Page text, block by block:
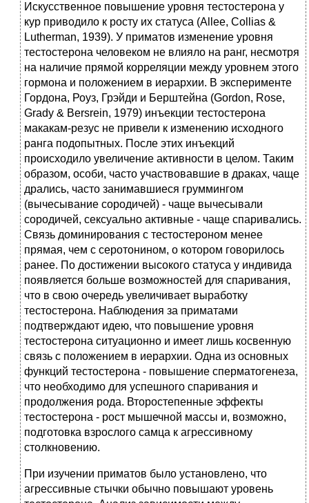
Искусственное повышение уровня тестостерона у
кур приводило к росту их статуса (Allee, Collias &
Lutherman, 1939). У приматов изменение уровня
тестостерона человеком не влияло на ранг, несмотря
на наличие прямой корреляции между уровнем этого
гормона и положением в иерархии. В эксперименте
Гордона, Роуз, Грэйди и Берштейна (Gordon, Rose,
Grady & Bersrein, 1979) инъекции тестостерона
макакам-резус не привели к изменению исходного
ранга подопытных. После этих инъекций
происходило увеличение активности в целом. Таким
образом, особи, часто участвовавшие в драках, чаще
дрались, часто занимавшиеся груммингом
(вычесывание сородичей) - чаще вычесывали
сородичей, сексуально активные - чаще спаривались.
Связь доминирования с тестостероном менее
прямая, чем с серотонином, о котором говорилось
ранее. По достижении высокого статуса у индивида
появляется больше возможностей для спаривания,
что в свою очередь увеличивает выработку
тестостерона. Наблюдения за приматами
подтверждают идею, что повышение уровня
тестостерона ситуационно и имеет лишь косвенную
связь с положением в иерархии. Одна из основных
функций тестостерона - повышение сперматогенеза,
что необходимо для успешного спаривания и
продолжения рода. Второстепенные эффекты
тестостерона - рост мышечной массы и, возможно,
подготовка взрослого самца к агрессивному
столкновению.
При изучении приматов было установлено, что
агрессивные стычки обычно повышают уровень